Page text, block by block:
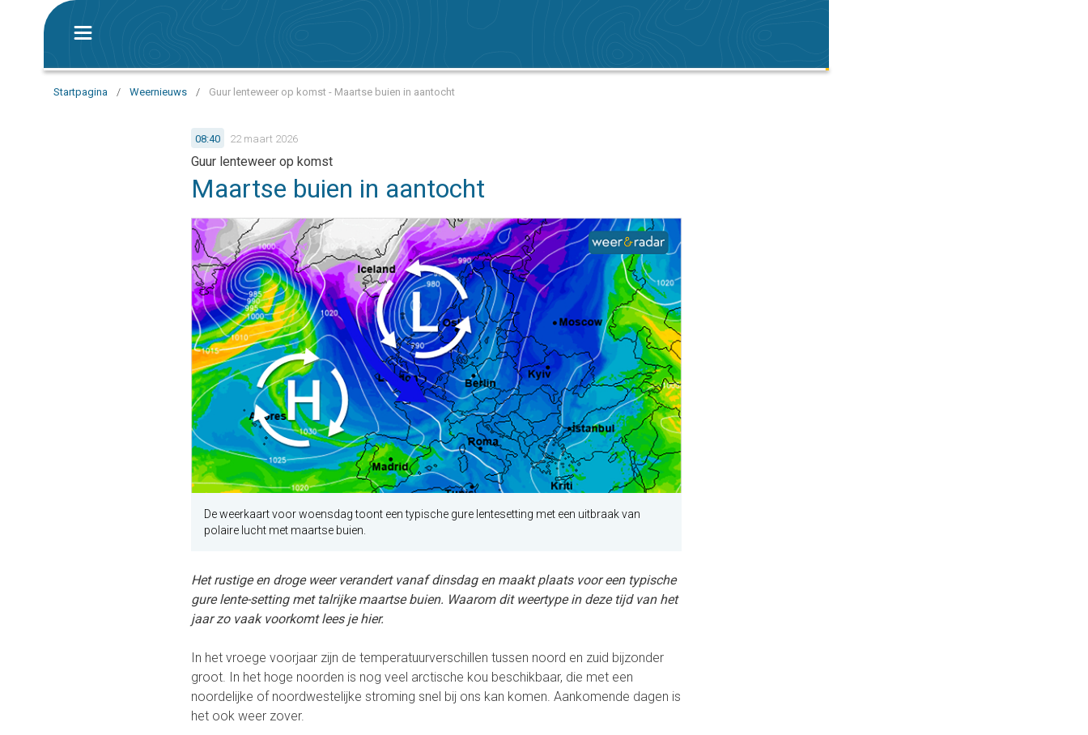
Startpagina / Weernieuws / Guur lenteweer op komst - Maartse buien in aantocht
08:40 22 maart 2026
Guur lenteweer op komst
Maartse buien in aantocht
De weerkaart voor woensdag toont een typische gure lentesetting met een uitbraak van
polaire lucht met maartse buien.
Het rustige en droge weer verandert vanaf dinsdag en maakt plaats voor een typische
gure lente-setting met talrijke maartse buien. Waarom dit weertype in deze tijd van het
jaar zo vaak voorkomt lees je hier.
In het vroege voorjaar zijn de temperatuurverschillen tussen noord en zuid bijzonder
groot. In het hoge noorden is nog veel arctische kou beschikbaar, die met een
noordelijke of noordwestelijke stroming snel bij ons kan komen. Aankomende dagen is
het ook weer zover.